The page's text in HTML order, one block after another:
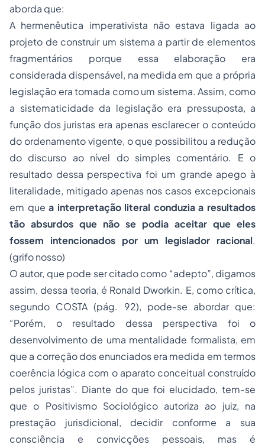
aborda que:
A hermenêutica imperativista não estava ligada ao
projeto de construir um sistema a partir de elementos
fragmentários porque essa elaboração era
considerada dispensável, na medida em que a própria
legislação era tomada como um sistema. Assim, como
a sistematicidade da legislação era pressuposta, a
função dos juristas era apenas esclarecer o conteúdo
do ordenamento vigente, o que possibilitou a redução
do discurso ao nível do simples comentário. E o
resultado dessa perspectiva foi um grande apego à
literalidade, mitigado apenas nos casos excepcionais
em quea interpretação literal conduzia a resultados
tão absurdos que não se podia aceitar que eles
fossem intencionados por um legislador racional.
(grifo nosso)
O autor, que pode ser citado como “adepto”, digamos
assim, dessa teoria, é Ronald Dworkin. E, como crítica,
segundo COSTA (pág. 92), pode-se abordar que:
“Porém, o resultado dessa perspectiva foi o
desenvolvimento de uma mentalidade formalista, em
que a correção dos enunciados era medida em termos
coerência lógica com o aparato conceitual construído
pelos juristas”. Diante do que foi elucidado, tem-se
que o Positivismo Sociológico autoriza ao juiz, na
prestação jurisdicional, decidir conforme a sua
consciência e convicções pessoais, mas é